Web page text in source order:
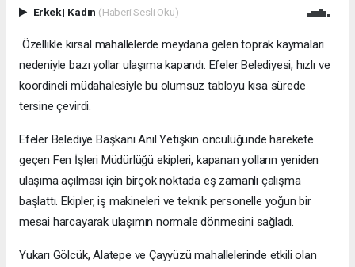
Erkek| Kadın (Haberi Sesli Oku)
Özellikle kırsal mahallelerde meydana gelen toprak kaymaları
nedeniyle bazı yollar ulaşıma kapandı. Efeler Belediyesi, hızlı ve
koordineli müdahalesiyle bu olumsuz tabloyu kısa sürede
tersine çevirdi.
Efeler Belediye Başkanı Anıl Yetişkin öncülüğünde harekete
geçen Fen İşleri Müdürlüğü ekipleri, kapanan yolların yeniden
ulaşıma açılması için birçok noktada eş zamanlı çalışma
başlattı. Ekipler, iş makineleri ve teknik personelle yoğun bir
mesai harcayarak ulaşımın normale dönmesini sağladı.
Yukarı Gölcük, Alatepe ve Çayyüzü mahallelerinde etkili olan